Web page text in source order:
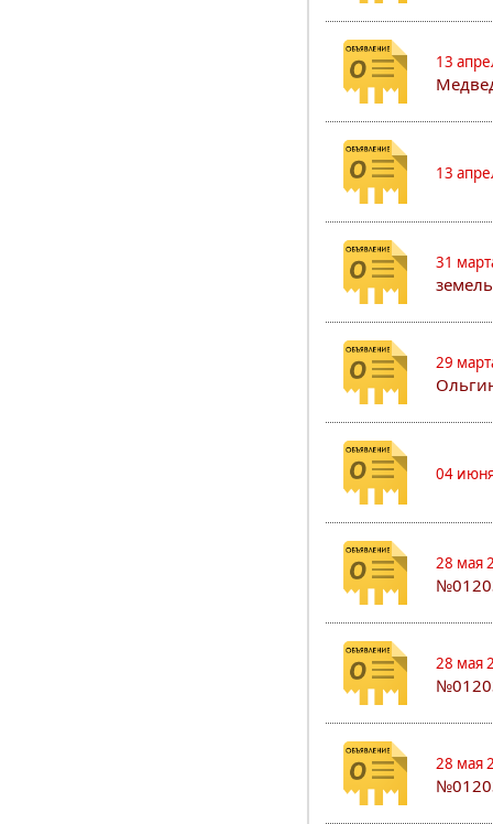
13
13
31
29
04
28 мая
28 мая
28 мая